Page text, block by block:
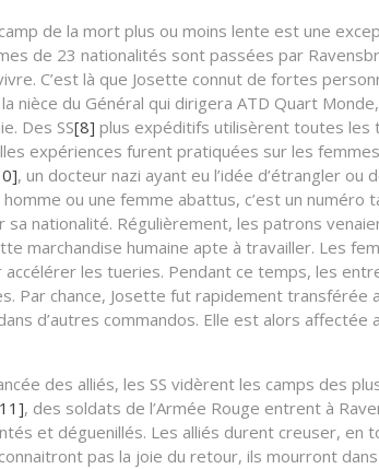
de la mort plus ou moins lente est une
de 23 nationalités sont passées par
C’est là que Josette connut de fortes
nièce du Général qui dirigera ATD Quart
Des SS[8] plus expéditifs utilisèrent toutes les
expériences furent pratiquées sur les
, un docteur nazi ayant eu l’idée d’étrangler
homme ou une femme abattus, c’est un
nationalité. Régulièrement, les patrons
marchandise humaine apte à travailler. Les
les tueries. Pendant ce temps, les
Par chance, Josette fut rapidement transférée
d’autres commandos. Elle est alors
des alliés, les SS vidèrent les camps des
, des soldats de l’Armée Rouge entrent à
et déguenillés. Les alliés durent creuser,
pas la joie du retour, ils mourront